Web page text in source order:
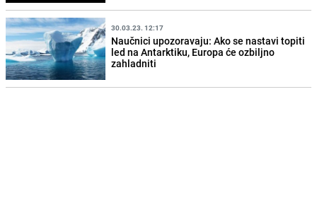
30.03.23. 12:17
Naučnici upozoravaju: Ako se nastavi topiti
led na Antarktiku, Europa će ozbiljno
zahladniti